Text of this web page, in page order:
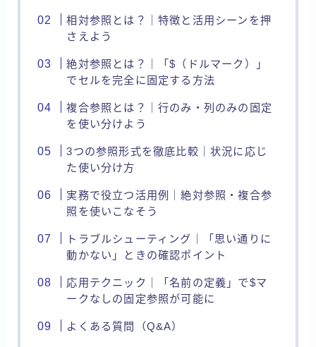
相対参照とは？｜特徴と活用シーンを押
さえよう
絶対参照とは？｜「$（ドルマーク）」
でセルを完全に固定する方法
複合参照とは？｜行のみ・列のみの固定
を使い分けよう
3つの参照形式を徹底比較｜状況に応じ
た使い分け方
実務で役立つ活用例｜絶対参照・複合参
照を使いこなそう
トラブルシューティング｜「思い通りに
動かない」ときの確認ポイント
応用テクニック｜「名前の定義」で$マ
ークなしの固定参照が可能に
よくある質問（Q&A）